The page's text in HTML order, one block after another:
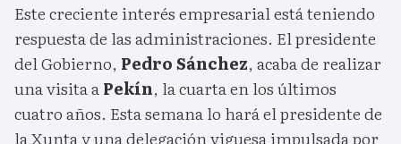
Este creciente interés empresarial está teniendo
respuesta de las administraciones. El presidente
del Gobierno, Pedro Sánchez, acaba de realizar
una visita aPekín, la cuarta en los últimos
cuatro años. Esta semana lo hará el presidente de
la Xunta y una delegación viguesa impulsada por